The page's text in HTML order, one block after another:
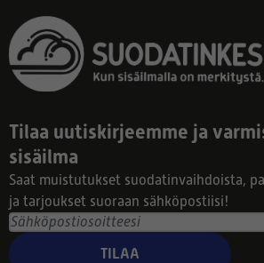
Tilaa uutiskirjeemme ja
sisäilma
Saat muistutukset suodatinvaihdoista,
ja tarjoukset suoraan sähköpostiisi!
TILAA